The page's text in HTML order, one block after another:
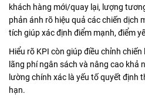
khách hàng mới/quay lại, lượng
phản ánh rõ hiệu quả các chiến dịch
tích giúp xác định điểm mạnh, điểm
Hiểu rõ KPI còn giúp điều chỉnh
lãng phí ngân sách và nâng cao khả
lường chính xác là yếu tố quyết định
hạn.